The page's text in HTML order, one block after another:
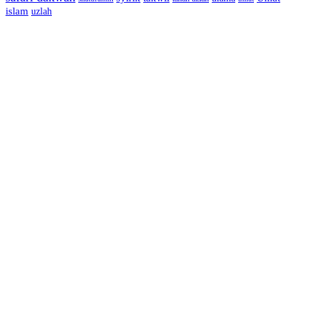
islam uzlah